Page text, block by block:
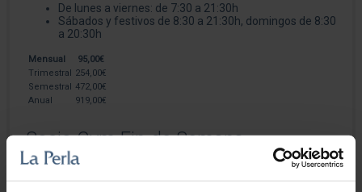
De lunes a viernes: de 7:30 a 21:30h
Sábados y festivos de 8:30 a 21:30h, domingos de 8:30
a 20:30h
Mensual
95,00€
Trimestral 254,00€
Semestral 472,00€
Anual
919,00€
Socio Gym Fin de Semana